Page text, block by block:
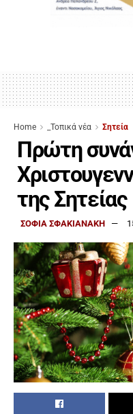
Home _Τοπικά νέα Σητεία
Πρώτη
της Σητείας
ΣΟΦΙΑ ΣΦΑΚΙΑΝΑΚΗ